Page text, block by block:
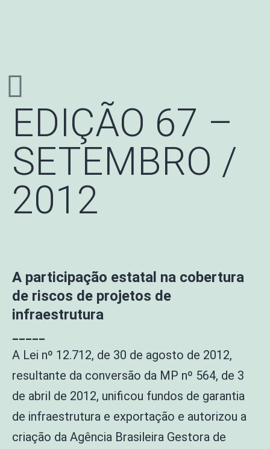
EDIÇÃO 67 –
SETEMBRO /
2012
A participação estatal na cobertura
de riscos de projetos de
infraestrutura
_____
A Lei nº 12.712, de 30 de agosto de 2012,
resultante da conversão da MP nº 564, de 3
de abril de 2012, unificou fundos de garantia
de infraestrutura e exportação e autorizou a
criação da Agência Brasileira Gestora de